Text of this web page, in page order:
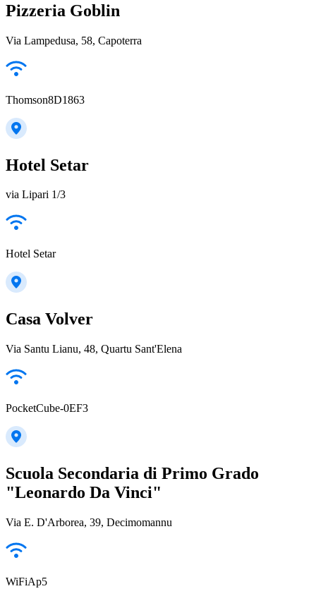
Pizzeria Goblin
Via Lampedusa, 58, Capoterra
Thomson8D1863
Hotel Setar
via Lipari 1/3
Hotel Setar
Casa Volver
Via Santu Lianu, 48, Quartu Sant'Elena
PocketCube-0EF3
Scuola Secondaria di Primo Grado
"Leonardo Da Vinci"
Via E. D'Arborea, 39, Decimomannu
WiFiAp5